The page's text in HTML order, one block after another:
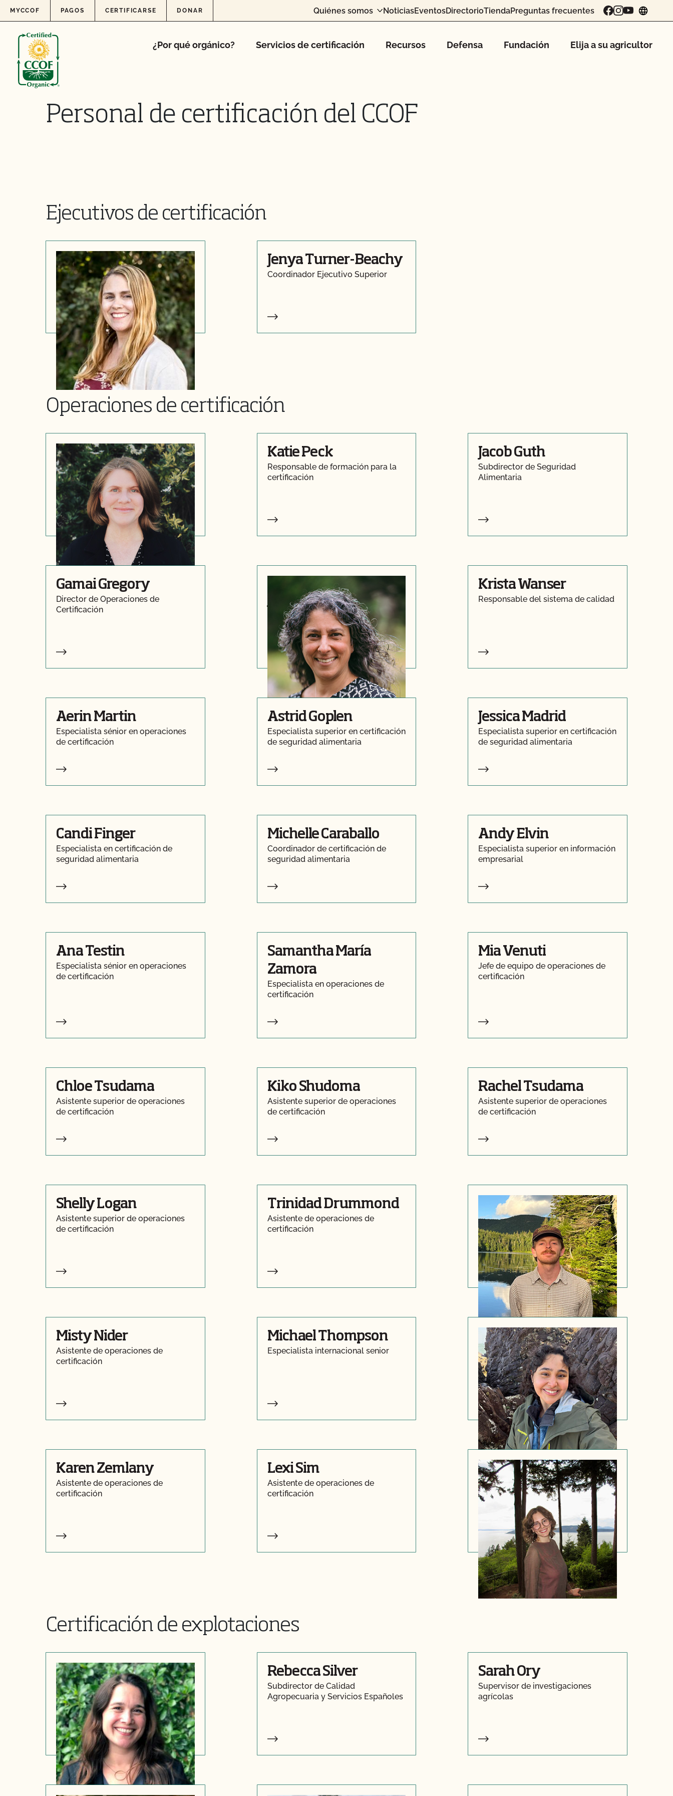
Skip to content
MYCCOF PAGOS CERTIFICARSE DONAR Quiénes somos NoticiasEventosDirectorioTiendaPreguntas frecuentes
¿Por qué orgánico? Servicios de certificación Recursos Defensa Fundación Elija a su agricultor
Personal de certificación del CCOF
Ejecutivos de certificación
Abril Vásquez
Jefe de Certificación y Operaciones
Jenya Turner-Beachy
Coordinador Ejecutivo Superior
Operaciones de certificación
Renee McKeon
Director de Operaciones de
Certificación
Katie Peck
Responsable de formación para la
certificación
Jacob Guth
Subdirector de Seguridad
Alimentaria
Gamai Gregory
Director de Operaciones de
Certificación
Jasmine Roohani
Supervisor de Operaciones de
Certificación
Krista Wanser
Responsable del sistema de calidad
Aerin Martin
Especialista sénior en operaciones
de certificación
Astrid Goplen
Especialista superior en certificación
de seguridad alimentaria
Jessica Madrid
Especialista superior en certificación
de seguridad alimentaria
Candi Finger
Especialista en certificación de
seguridad alimentaria
Michelle Caraballo
Coordinador de certificación de
seguridad alimentaria
Andy Elvin
Especialista superior en información
empresarial
Ana Testin
Especialista sénior en operaciones
de certificación
Samantha María
Zamora
Especialista en operaciones de
certificación
Mia Venuti
Jefe de equipo de operaciones de
certificación
Chloe Tsudama
Asistente superior de operaciones
de certificación
Kiko Shudoma
Asistente superior de operaciones
de certificación
Rachel Tsudama
Asistente superior de operaciones
de certificación
Shelly Logan
Asistente superior de operaciones
de certificación
Trinidad Drummond
Asistente de operaciones de
certificación
Liam Jamieson
Asistente de operaciones de
certificación
Misty Nider
Asistente de operaciones de
certificación
Michael Thompson
Especialista internacional senior Enya Robles
Asistente de operaciones de
certificación
Karen Zemlany
Asistente de operaciones de
certificación
Lexi Sim
Asistente de operaciones de
certificación
Isabelle Solórzano
Asistente de operaciones de
certificación
Certificación de explotaciones
Renee Delaney
Director de Certificación de
Explotaciones
Rebecca Silver
Subdirector de Calidad
Agropecuaria y Servicios Españoles
Sarah Ory
Supervisor de investigaciones
agrícolas